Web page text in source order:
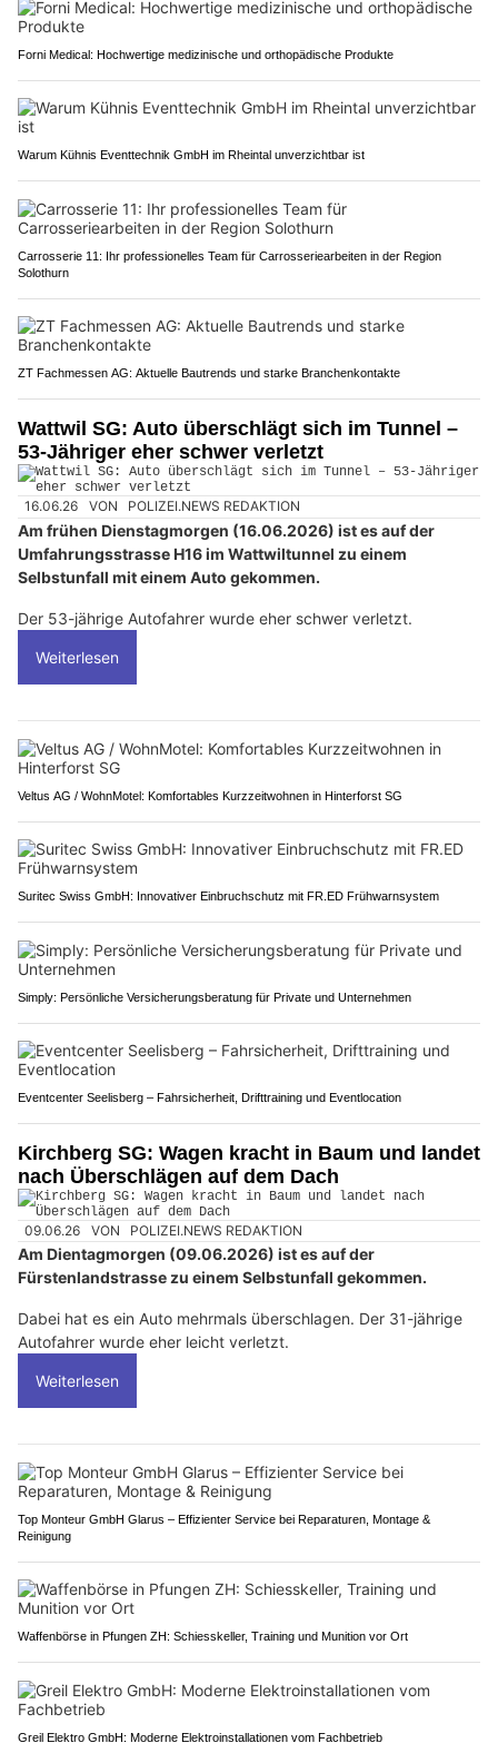
Forni Medical: Hochwertige medizinische und orthopädische Produkte
Warum Kühnis Eventtechnik GmbH im Rheintal unverzichtbar ist
Carrosserie 11: Ihr professionelles Team für Carrosseriearbeiten in der Region
Solothurn
ZT Fachmessen AG: Aktuelle Bautrends und starke Branchenkontakte
Wattwil SG: Auto überschlägt sich im Tunnel –
53-Jähriger eher schwer verletzt
16.06.26 VON POLIZEI.NEWS REDAKTION
Am frühen Dienstagmorgen (16.06.2026) ist es auf der
Umfahrungsstrasse H16 im Wattwiltunnel zu einem
Selbstunfall mit einem Auto gekommen.
Der 53-jährige Autofahrer wurde eher schwer verletzt.
Weiterlesen
Veltus AG / WohnMotel: Komfortables Kurzzeitwohnen in Hinterforst SG
Suritec Swiss GmbH: Innovativer Einbruchschutz mit FR.ED Frühwarnsystem
Simply: Persönliche Versicherungsberatung für Private und Unternehmen
Eventcenter Seelisberg – Fahrsicherheit, Drifttraining und Eventlocation
Kirchberg SG: Wagen kracht in Baum und landet
nach Überschlägen auf dem Dach
09.06.26 VON POLIZEI.NEWS REDAKTION
Am Dientagmorgen (09.06.2026) ist es auf der
Fürstenlandstrasse zu einem Selbstunfall gekommen.
Dabei hat es ein Auto mehrmals überschlagen. Der 31-jährige
Autofahrer wurde eher leicht verletzt.
Weiterlesen
Top Monteur GmbH Glarus – Effizienter Service bei Reparaturen, Montage &
Reinigung
Waffenbörse in Pfungen ZH: Schiesskeller, Training und Munition vor Ort
Greil Elektro GmbH: Moderne Elektroinstallationen vom Fachbetrieb